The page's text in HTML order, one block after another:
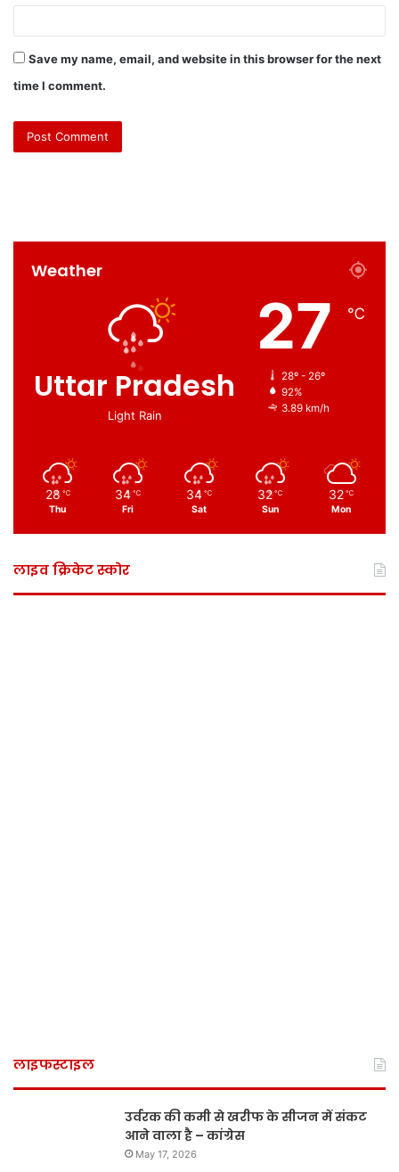
Save my name, email, and website in this browser for the next
time I comment.
Weather
Uttar Pradesh
Light Rain
27 ℃
28º - 26º
92%
3.89 km/h
28 ℃
Thu
34 ℃
Fri
34 ℃
Sat
32 ℃
Sun
32 ℃
Mon
लाइव क्रिकेट स्कोर
लाइफस्टाइल
उर्वरक की कमी से खरीफ के सीजन में संकट
आने वाला है – कांग्रेस
May 17, 2026